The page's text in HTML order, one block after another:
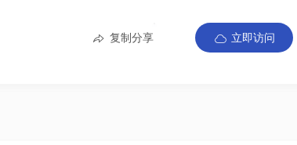
复制分享 立即访问